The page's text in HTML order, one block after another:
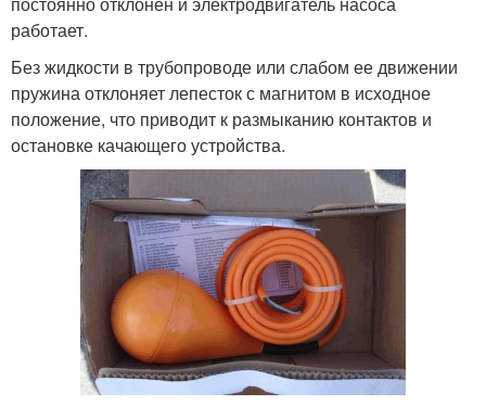
работает.
Без жидкости в трубопроводе или слабом ее движении
пружина отклоняет лепесток с магнитом в исходное
положение, что приводит к размыканию контактов и
остановке качающего устройства.